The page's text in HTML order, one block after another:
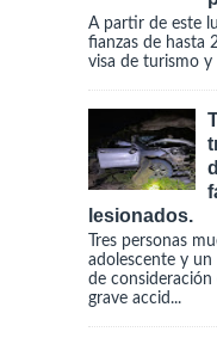
A partir de este
fianzas de hasta
visa de turismo y
lesionados.
Tres personas
adolescente y
de consideración
grave accid...